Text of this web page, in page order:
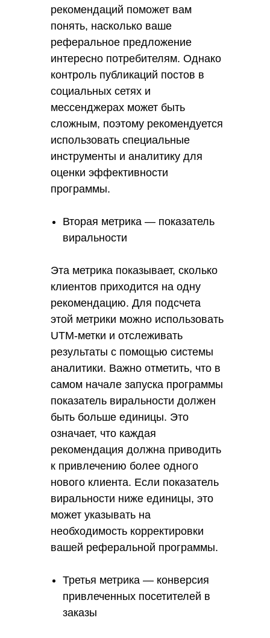
рекомендаций поможет вам
понять, насколько ваше
реферальное предложение
интересно потребителям. Однако
контроль публикаций постов в
социальных сетях и
мессенджерах может быть
сложным, поэтому рекомендуется
использовать специальные
инструменты и аналитику для
оценки эффективности
программы.
Вторая метрика — показатель
виральности
Эта метрика показывает, сколько
клиентов приходится на одну
рекомендацию. Для подсчета
этой метрики можно использовать
UTM-метки и отслеживать
результаты с помощью системы
аналитики. Важно отметить, что в
самом начале запуска программы
показатель виральности должен
быть больше единицы. Это
означает, что каждая
рекомендация должна приводить
к привлечению более одного
нового клиента. Если показатель
виральности ниже единицы, это
может указывать на
необходимость корректировки
вашей реферальной программы.
Третья метрика — конверсия
привлеченных посетителей в
заказы